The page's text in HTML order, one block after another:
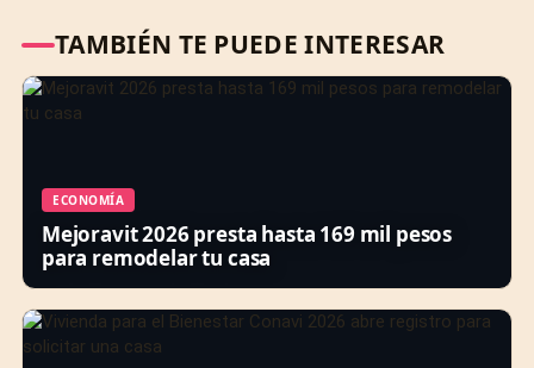
TAMBIÉN TE PUEDE INTERESAR
ECONOMÍA
Mejoravit 2026 presta hasta 169 mil pesos
para remodelar tu casa